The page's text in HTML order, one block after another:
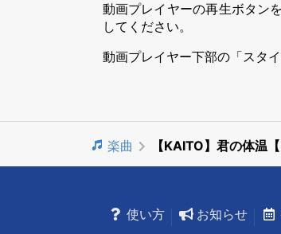
動画プレイヤーの再生ボタン
してください。
動画プレイヤー下部の「スタ
楽曲 【KAITO】君の体温【
使い方 お知らせ